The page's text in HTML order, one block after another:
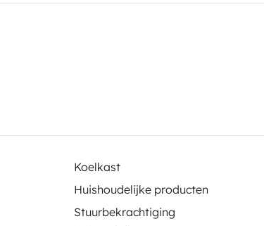
Koelkast
Huishoudelijke producten
Stuurbekrachtiging